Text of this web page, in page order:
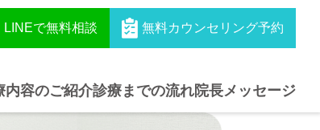
LINEで無料相談 無料カウンセリング予約
内容のご紹介診療までの流れ院長メッセージ